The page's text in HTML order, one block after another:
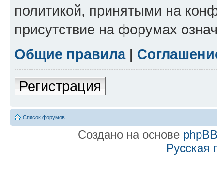
политикой, принятыми на
присутствие на форумах
Общие правила|
Регистрация
Список форумов
Создано на основе phpBB
Русская